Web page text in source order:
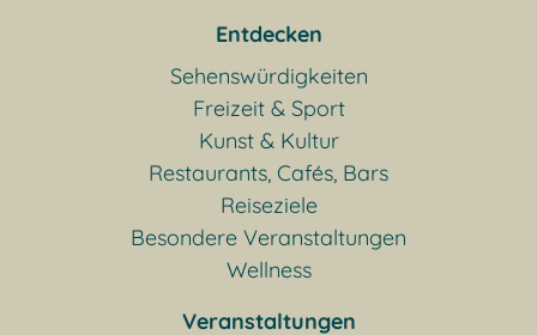
Entdecken
Sehenswürdigkeiten
Freizeit & Sport
Kunst & Kultur
Restaurants, Cafés, Bars
Reiseziele
Besondere Veranstaltungen
Wellness
Veranstaltungen